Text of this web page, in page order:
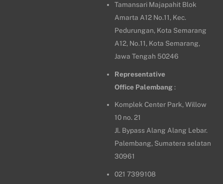
Tamansari Majapahit Blok
Amarta A12 No.11, Kec.
Pedurungan, Kota Semarang
A12, No.11, Kota Semarang,
Jawa Tengah 50246
Representative
Office Palembang :
Komplek Center Park, Willow
10 no. 21
Jl. Bypass Alang Alang Lebar.
Palembang, Sumatera selatan
30961
021 7399108